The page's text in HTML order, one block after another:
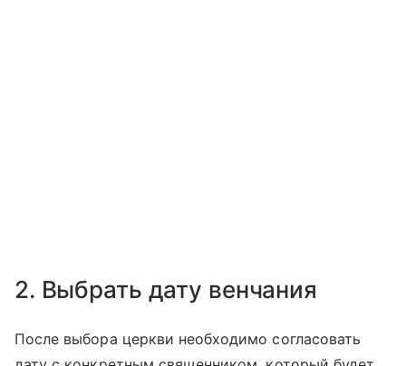
2. Выбрать дату венчания
После выбора церкви необходимо согласовать